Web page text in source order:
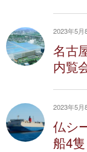
2023年5月
名古
内覧
2023年5月
仏シ
船4